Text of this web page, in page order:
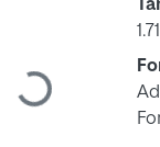
Cargando...